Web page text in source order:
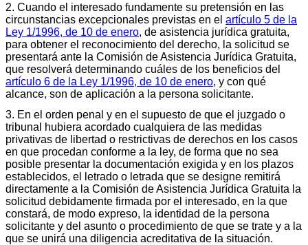
2. Cuando el interesado fundamente su pretensión en las
circunstancias excepcionales previstas en el artículo 5 de la
Ley 1/1996, de 10 de enero, de asistencia jurídica gratuita,
para obtener el reconocimiento del derecho, la solicitud se
presentará ante la Comisión de Asistencia Jurídica Gratuita,
que resolverá determinando cuáles de los beneficios del
artículo 6 de la Ley 1/1996, de 10 de enero, y con qué
alcance, son de aplicación a la persona solicitante.
3. En el orden penal y en el supuesto de que el juzgado o
tribunal hubiera acordado cualquiera de las medidas
privativas de libertad o restrictivas de derechos en los casos
en que procedan conforme a la ley, de forma que no sea
posible presentar la documentación exigida y en los plazos
establecidos, el letrado o letrada que se designe remitirá
directamente a la Comisión de Asistencia Jurídica Gratuita la
solicitud debidamente firmada por el interesado, en la que
constará, de modo expreso, la identidad de la persona
solicitante y del asunto o procedimiento de que se trate y a la
que se unirá una diligencia acreditativa de la situación.